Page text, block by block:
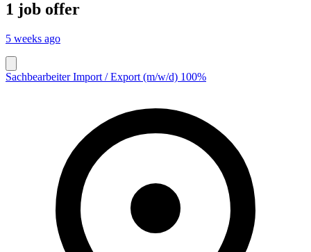
1 job offer
5 weeks ago
Sachbearbeiter Import / Export (m/w/d) 100%